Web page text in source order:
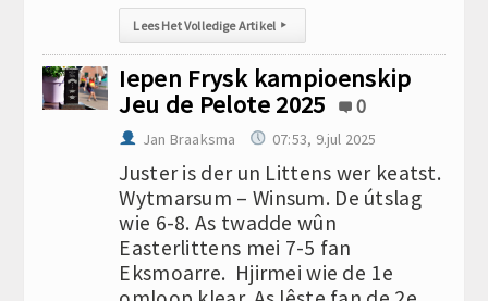
Lees Het Volledige Artikel ▸
Iepen Frysk kampioenskip
Jeu de Pelote 2025
0
Jan Braaksma 07:53, 9.jul 2025
Juster is der un Littens wer keatst.
Wytmarsum – Winsum. De útslag
wie 6-8. As twadde wûn
Easterlittens mei 7-5 fan
Eksmoarre. Hjirmei wie de 1e